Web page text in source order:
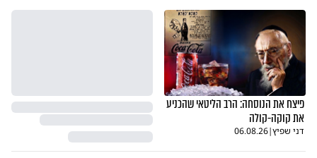
פיצח את הנוסחה: הרב הליטאי שהכניע
את קוקה-קולה
דני שפיץ|
06.08.26